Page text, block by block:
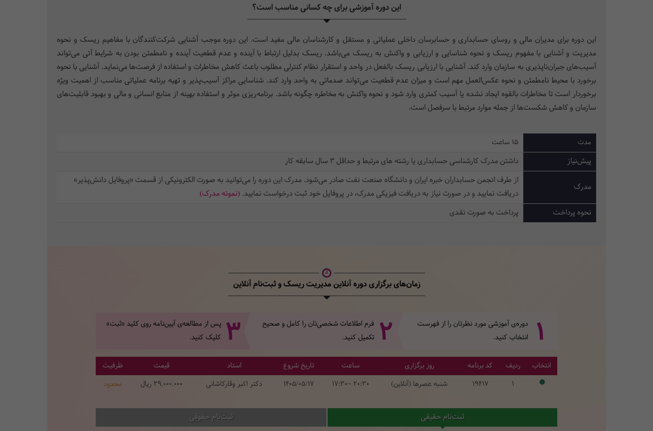
این دوره آموزشی برای چه کسانی مناسب است؟
این دوره برای مدیران مالی و روسای حسابداری و حسابرسان داخلی عملیاتی و مستقل و کارشناسان مالی مفید است. این دوره موجب آشنایی شرکت‌کنندگان با مفاهیم ریسک و نحوه
مدیریت و آشنایی با مفهوم ریسک و نحوه شناسایی و ارزیابی و واکنش به ریسک می‌باشد. ریسک بدلیل ارتباط با آینده و عدم قطعیت آینده و نامطمئن بودن به شرایط آتی می‌تواند
آسیب‌های جبران‌ناپذیری به سازمان وارد کند. آشنایی با ارزیابی ریسک بالفعل در واحد و استقرار نظام کنترلی مطلوب باعث کاهش مخاطرات و استفاده از فرصت‌ها می‌نماید. آشنایی با نحوه
برخورد با محیط نامطمئن و نحوه عکس‌العمل مهم است و میزان عدم قطعیت می‌تواند صدماتی به واحد وارد کند. شناسایی مراکز آسیب‌پذیر و تهیه برنامه عملیاتی مناسب از اهمیت ویژه
برخوردار است تا مخاطرات بالقوه ایجاد نشده یا آسیب کمتری وارد شود و نحوه واکنش به مخاطره چگونه باشد. برنامه‌ریزی موثر و استفاده بهینه از منابع انسانی و مالی و بهبود قابلیت‌های
سازمان و کاهش شکست‌ها از جمله موارد مرتبط با سرفصل است.
مدت 15 ساعت
پیش‌نیاز داشتن مدرک کارشناسی حسابداری یا رشته های مرتبط و حداقل 3 سال سابقه کار
مدرک
از طرف انجمن حسابداران خبره ایران و دانشگاه صنعت نفت صادر می‌شود. مدرک این دوره را می‌توانید به صورت الکترونیکی از قسمت «پروفایل دانش‌پذیر»
دریافت نمایید و در صورت نیاز به دریافت فیزیکی مدرک، در پروفایل خود ثبت‌ درخواست نمایید. (نمونه مدرک)
نحوه پرداخت
پرداخت به صورت نقدی
زمان‌های برگزاری دوره آنلاین مدیریت ریسکو ثبت‌نام آنلاین
1
دوره‌ی آموزشی مورد نظرتان را از فهرست
انتخاب کنید.
2 فرم اطلاعات شخصی‌تان‌ را کامل و صحیح
تکمیل کنید.
3 پس از مطالعه‌ی آیین‌نامه روی کلید «ثبت»
کلیک کنید.
انتخاب ردیف کد برنامه روز برگزاری ساعت تاریخ شروع استاد قیمت
ظرفیت
1
19417 شنبه عصرها (آنلاین) 17:30~ 20:30
1405/05/17 دکتر اکبر وقارکاشانی 29,000,000 ریال محدود
ثبت‌نام حقیقی ثبت‌نام حقوقی